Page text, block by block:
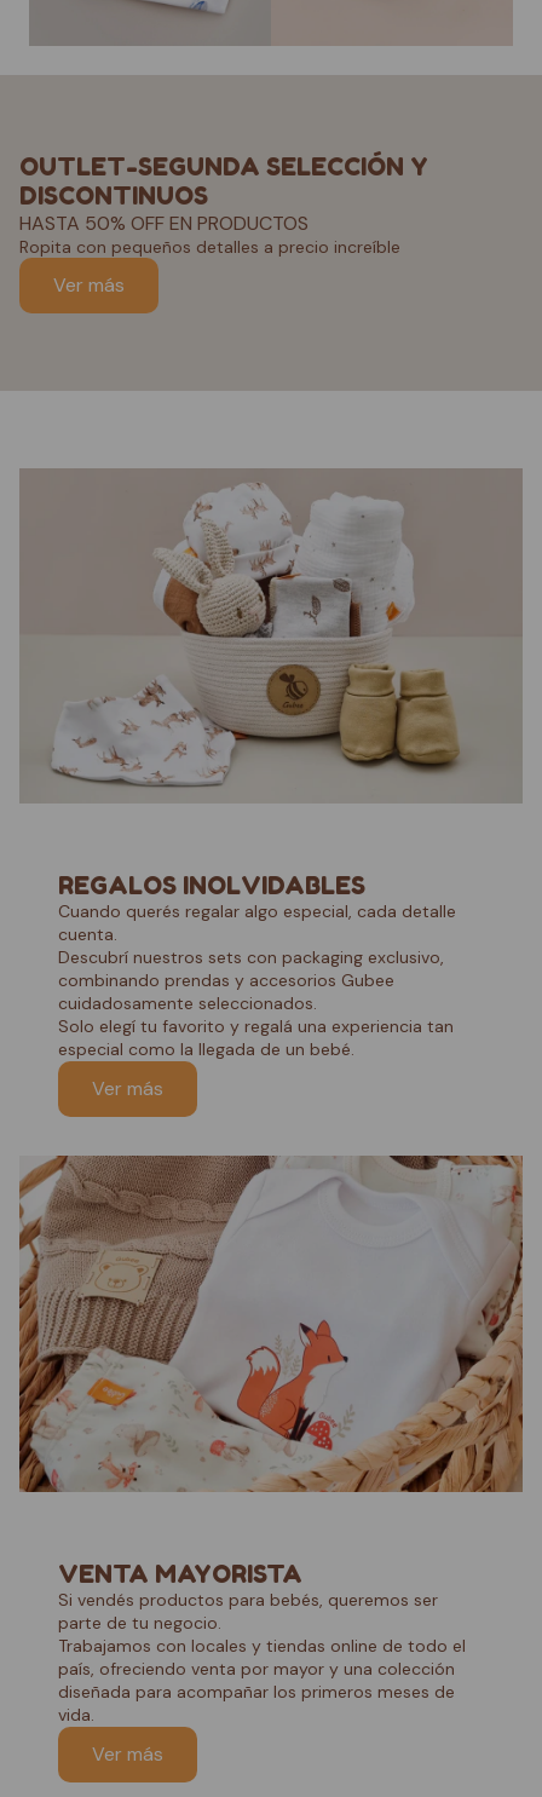
OUTLET-SEGUNDA SELECCIÓN Y
DISCONTINUOS
HASTA 50% OFF EN PRODUCTOS
Ropita con pequeños detalles a precio increíble
Ver más
REGALOS INOLVIDABLES
Cuando querés regalar algo especial, cada detalle
cuenta.
Descubrí nuestros sets con packaging exclusivo,
combinando prendas y accesorios Gubee
cuidadosamente seleccionados.
Solo elegí tu favorito y regalá una experiencia tan
especial como la llegada de un bebé.
Ver más
VENTA MAYORISTA
Si vendés productos para bebés, queremos ser
parte de tu negocio.
Trabajamos con locales y tiendas online de todo el
país, ofreciendo venta por mayor y una colección
diseñada para acompañar los primeros meses de
vida.
Ver más